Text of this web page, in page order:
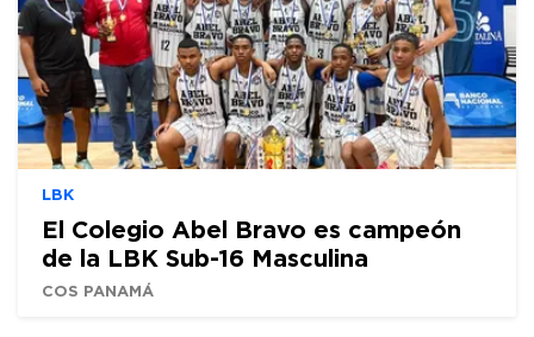
LBK
El Colegio Abel Bravo es campeón
de la LBK Sub-16 Masculina
COS PANAMÁ